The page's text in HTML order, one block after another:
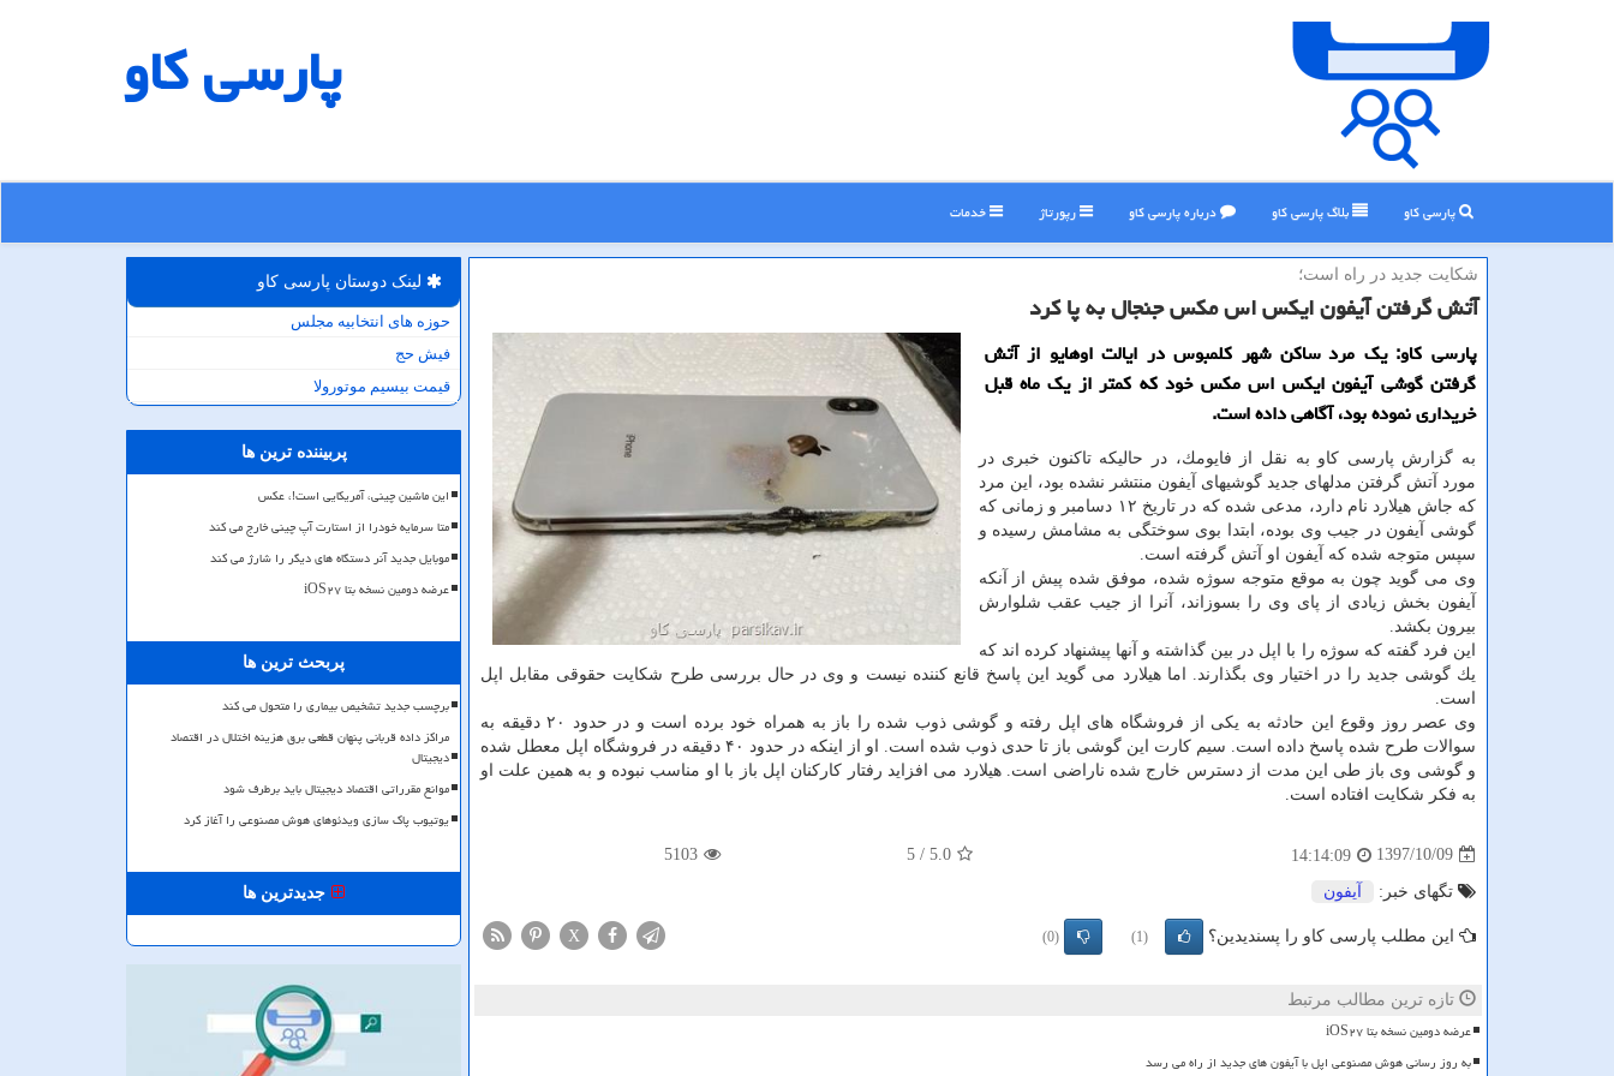
پارسی كاو
پارسی کاو بلاگ پارسی كاو درباره پارسی كاو رپورتاژ خدمات
شكایت جدید در راه است؛
آتش گرفتن آیفون ایكس اس مكس جنجال به پا كرد
پارسی كاو: یك مرد ساكن شهر كلمبوس در ایالت اوهایو از آتش
گرفتن گوشی آیفون ایكس اس مكس خود كه كمتر از یك ماه قبل
خریداری نموده بود، آگاهی داده است.
به گزارش پارسی كاو به نقل از فایومك، در حالیكه تاكنون خبری در
مورد آتش گرفتن مدلهای جدید گوشیهای آیفون منتشر نشده بود، این مرد
كه جاش هیلارد نام دارد، مدعی شده كه در تاریخ ۱۲ دسامبر و زمانی كه
گوشی آیفون در جیب وی بوده، ابتدا بوی سوختگی به مشامش رسیده و
سپس متوجه شده كه آیفون او آتش گرفته است.
وی می گوید چون به موقع متوجه سوژه شده، موفق شده پیش از آنكه
آیفون بخش زیادی از پای وی را بسوزاند، آنرا از جیب عقب شلوارش
بیرون بكشد.
این فرد گفته كه سوژه را با اپل در بین گذاشته و آنها پیشنهاد كرده اند كه
یك گوشی جدید را در اختیار وی بگذارند. اما هیلارد می گوید این پاسخ قانع كننده نیست و وی در حال بررسی طرح شكایت حقوقی مقابل اپل
است.
وی عصر روز وقوع این حادثه به یكی از فروشگاه های اپل رفته و گوشی ذوب شده را باز به همراه خود برده است و در حدود ۲۰ دقیقه به
سوالات طرح شده پاسخ داده است. سیم كارت این گوشی باز تا حدی ذوب شده است. او از اینكه در حدود ۴۰ دقیقه در فروشگاه اپل معطل شده
و گوشی وی باز طی این مدت از دسترس خارج شده ناراضی است. هیلارد می افزاید رفتار كاركنان اپل باز با او مناسب نبوده و به همین علت او
به فكر شكایت افتاده است.
1397/10/09
14:14:09
5.0
/ 5
5103
تگهای خبر: آیفون
این مطلب پارسی کاو را پسندیدین؟ (1)
(0)
X
تازه ترین مطالب مرتبط
عرضه دومین نسخه بتا iOS۲۷
به روز رسانی هوش مصنوعی اپل با آیفون های جدید از راه می رسد
لینک دوستان پارسی كاو
حوزه های انتخابیه مجلس
فیش حج
قیمت بیسیم موتورولا
پربیننده ترین ها
این ماشین چینی، آمریکایی است!، عکس
متا سرمایه خودرا از استارت آپ چینی خارج می کند
موبایل جدید آنر دستگاه های دیگر را شارژ می کند
عرضه دومین نسخه بتا iOS۲۷
پربحث ترین ها
برچسب جدید تشخیص بیماری را متحول می کند
مراکز داده قربانی پنهان قطعی برق هزینه اختلال در اقتصاد
دیجیتال
موانع مقرراتی اقتصاد دیجیتال باید برطرف شود
یوتیوب پاک سازی ویدئوهای هوش مصنوعی را آغاز کرد
جدیدترین ها